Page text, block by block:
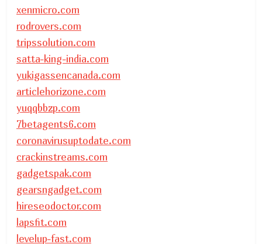
xenmicro.com
rodrovers.com
tripssolution.com
satta-king-india.com
yukigassencanada.com
articlehorizone.com
yuqqbbzp.com
7betagents6.com
coronavirusuptodate.com
crackinstreams.com
gadgetspak.com
gearsngadget.com
hireseodoctor.com
lapsfit.com
levelup-fast.com